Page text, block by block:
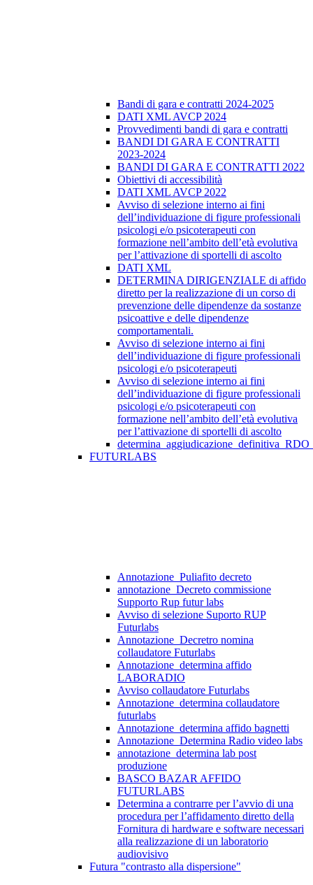
Bandi di gara e contratti 2024-2025
DATI XML AVCP 2024
Provvedimenti bandi di gara e contratti
BANDI DI GARA E CONTRATTI
2023-2024
BANDI DI GARA E CONTRATTI 2022
Obiettivi di accessibilità
DATI XML AVCP 2022
Avviso di selezione interno ai fini
dell’individuazione di figure professionali
psicologi e/o psicoterapeuti con
formazione nell’ambito dell’età evolutiva
per l’attivazione di sportelli di ascolto
DATI XML
DETERMINA DIRIGENZIALE di affido
diretto per la realizzazione di un corso di
prevenzione delle dipendenze da sostanze
psicoattive e delle dipendenze
comportamentali.
Avviso di selezione interno ai fini
dell’individuazione di figure professionali
psicologi e/o psicoterapeuti
Avviso di selezione interno ai fini
dell’individuazione di figure professionali
psicologi e/o psicoterapeuti con
formazione nell’ambito dell’età evolutiva
per l’attivazione di sportelli di ascolto
FUTURLABS
Annotazione_Puliafito decreto
annotazione_Decreto commissione
Supporto Rup futur labs
Avviso di selezione Suporto RUP
Futurlabs
Annotazione_Decretro nomina
collaudatore Futurlabs
Annotazione_determina affido
LABORADIO
Avviso collaudatore Futurlabs
Annotazione_determina collaudatore
futurlabs
Annotazione_determina affido bagnetti
Annotazione_Determina Radio video labs
annotazione_determina lab post
produzione
BASCO BAZAR AFFIDO
FUTURLABS
Determina a contrarre per l’avvio di una
procedura per l’affidamento diretto della
Fornitura di hardware e software necessari
alla realizzazione di un laboratorio
audiovisivo
Futura "contrasto alla dispersione"